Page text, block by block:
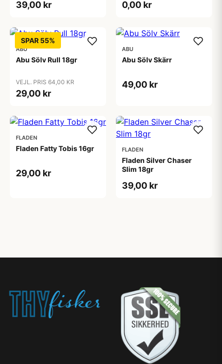
39,00 kr 0,00 kr
SPAR 55%
ABU
Abu Sölv Rull 18gr
VEJL. PRIS 64,00 KR
29,00 kr
ABU
Abu Sölv Skärr
49,00 kr
FLADEN
Fladen Fatty Tobis 16gr
29,00 kr
FLADEN
Fladen Silver Chaser
Slim 18gr
39,00 kr